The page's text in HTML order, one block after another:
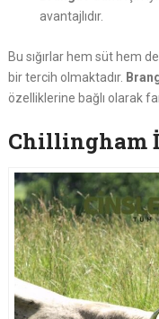
avantajlıdır.
Bu sığırlar hem süt hem
bir tercih olmaktadır.
özelliklerine bağlı olarak
Chillingham